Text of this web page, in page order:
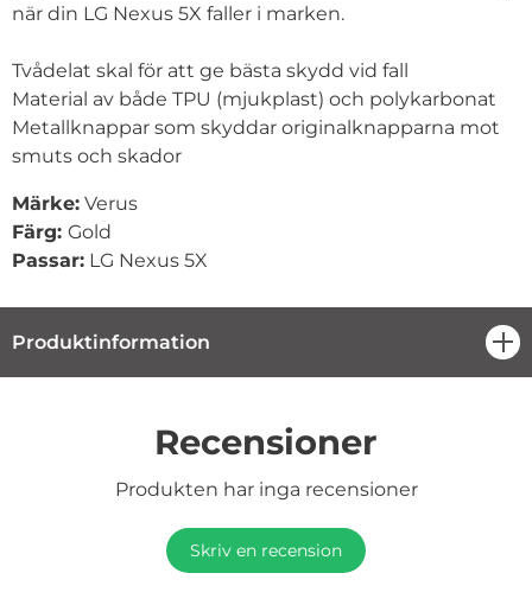
när din LG Nexus 5X faller i marken.
Tvådelat skal för att ge bästa skydd vid fall
Material av både TPU (mjukplast) och polykarbonat
Metallknappar som skyddar originalknapparna mot
smuts och skador
Märke: Verus
Färg: Gold
Passar: LG Nexus 5X
Produktinformation
Recensioner
Produkten har inga recensioner
Skriv en recension